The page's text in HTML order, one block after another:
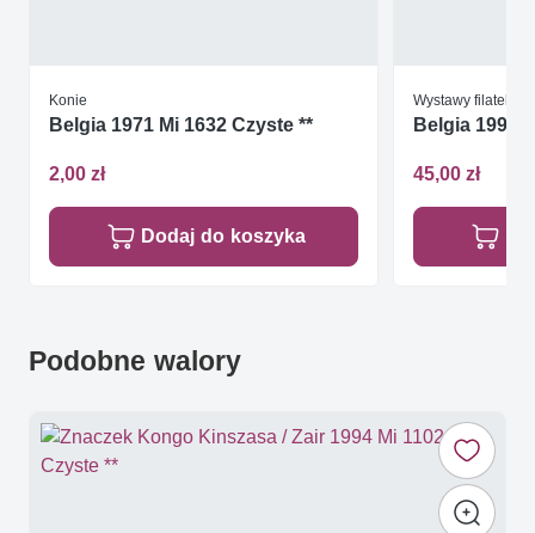
Konie
Belgia 1971 Mi 1632 Czyste **
2,00 zł
Dodaj do koszyka
Wystawy
Belgia 1999
45,00 zł
Podobne walory